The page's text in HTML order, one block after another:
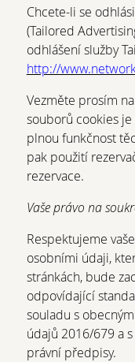
Chcete-li se
(Tailored
odhlášení služby
http://
Vezměte prosím
souborů cookies
plnou funkčnost
pak použití
rezervace.
Vaše právo na
Respektujeme
osobními údaji,
stránkách, bude
odpovídající
souladu s
údajů 2016/679 a
právní předpisy.